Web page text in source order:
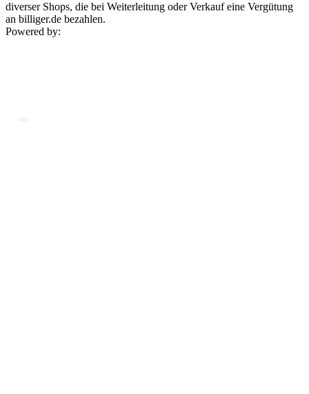
diverser Shops, die bei Weiterleitung oder Verkauf eine Vergütung
an billiger.de bezahlen.
Powered by: